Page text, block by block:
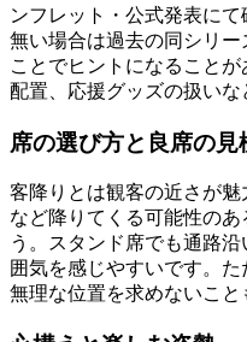
ンフレット・公式発表に
無い場合は過去の同シリ
ことでヒントになること
配置、応援グッズの扱いな
席の選び方と良席の見
客降りとは観客の近さが
など降りてくる可能性の
う。スタンド席でも通路
囲気を感じやすいです。
無理な位置を求めないこと